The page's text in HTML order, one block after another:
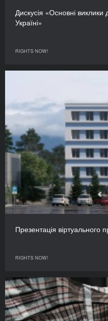
Дискусія «Основні
Україні»
RIGHTS NOW!
Презентація віртуального
RIGHTS NOW!